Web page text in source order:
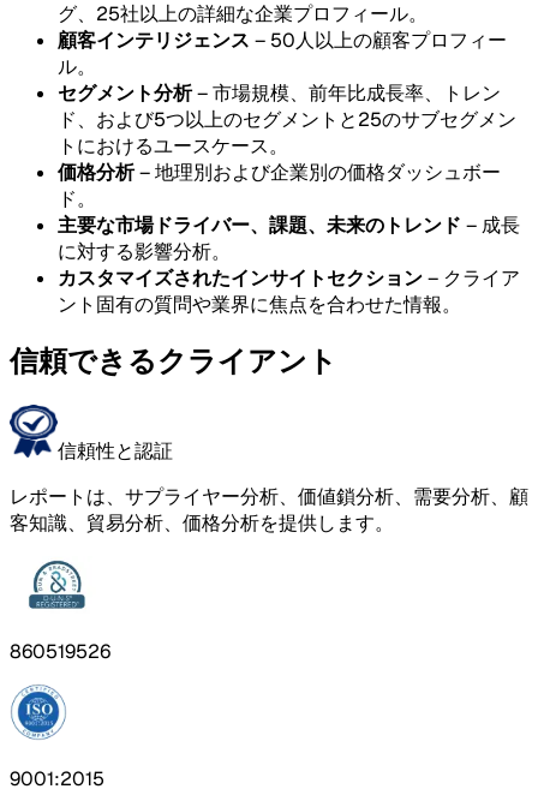
グ、25社以上の詳細な企業プロフィール。
顧客インテリジェンス – 50人以上の顧客プロフィー
ル。
セグメント分析– 市場規模、前年比成長率、トレン
ド、および5つ以上のセグメントと25のサブセグメン
トにおけるユースケース。
価格分析– 地理別および企業別の価格ダッシュボー
ド。
主要な市場ドライバー、課題、未来のトレンド – 成長
に対する影響分析。
カスタマイズされたインサイトセクション– クライア
ント固有の質問や業界に焦点を合わせた情報。
信頼できるクライアント
信頼性と認証
レポートは、サプライヤー分析、価値鎖分析、需要分析、顧
客知識、貿易分析、価格分析を提供します。
860519526
9001:2015